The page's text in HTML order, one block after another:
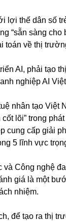
lợi thế dân số
“sẵn sàng
toán về thị
AI, phải tạo
nghiệp AI
nhân tạo Việt
cốt lõi” trong
cung cấp giải
5 lĩnh vực
và Công nghệ
giá là một
nhiệm.
để tạo ra thị